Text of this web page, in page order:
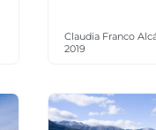
Claudia Franco
2019